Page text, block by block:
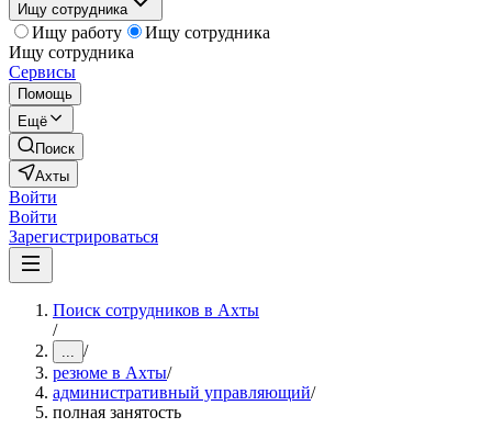
Ищу сотрудника
Ищу работу
Ищу сотрудника
Ищу сотрудника
Сервисы
Помощь
Ещё
Поиск
Ахты
Войти
Войти
Зарегистрироваться
Поиск сотрудников в Ахты
/
... /
резюме в Ахты/
административный управляющий/
полная занятость